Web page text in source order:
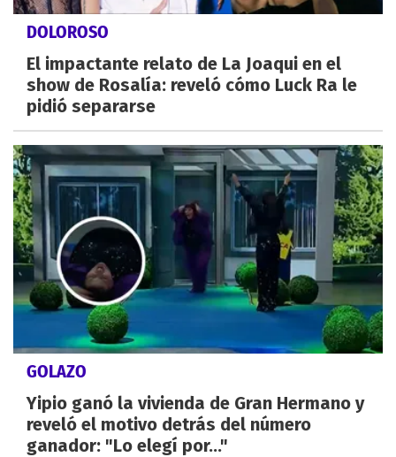
DOLOROSO
El impactante relato de La Joaqui en el
show de Rosalía: reveló cómo Luck Ra le
pidió separarse
GOLAZO
Yipio ganó la vivienda de Gran Hermano y
reveló el motivo detrás del número
ganador: "Lo elegí por..."